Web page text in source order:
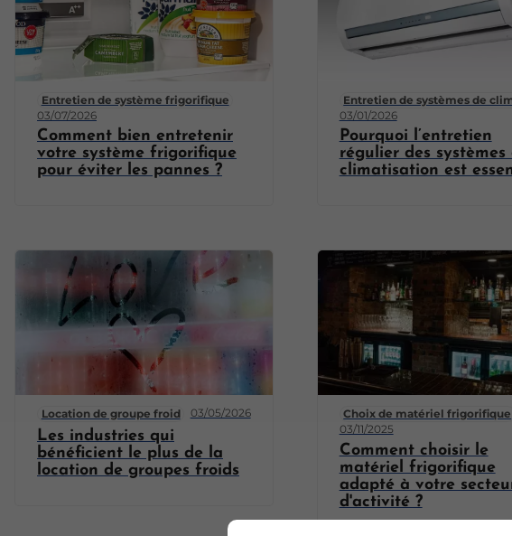
Entretien de système frigorifique
03/07/2026
Comment bien entretenir
votre système frigorifique
pour éviter les pannes ?
Location de groupe froid 03/05/2026
Les industries qui
bénéficient le plus de la
location de groupes froids
Entretien de systèmes de
03/01/2026
Pourquoi l’entretien
régulier des systèmes
climatisation est
Choix de matériel frigorifique
03/11/2025
Comment choisir le
matériel frigorifique
adapté à votre
d'activité ?